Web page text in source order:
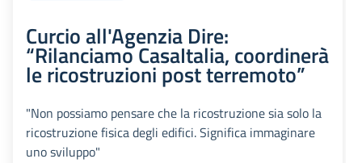
Curcio all'Agenzia Dire:
“Rilanciamo CasaItalia, coordinerà
le ricostruzioni post terremoto”
"Non possiamo pensare che la ricostruzione sia solo la
ricostruzione fisica degli edifici. Significa immaginare
uno sviluppo"